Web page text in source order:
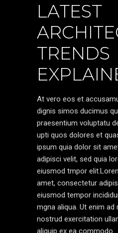
LATEST
TRENDS
At vero eos et
dignis simos ducimus
praesentium voluptatu
upti quos dolores et
ipsum quia dolor sit
adipisci velit, sed quia
eiusmod tmpor
amet, consectetur
eiusmod tempor
mgna aliqua. Ut enim ad
nostrud exercitation
aliquip ex ea commodo.